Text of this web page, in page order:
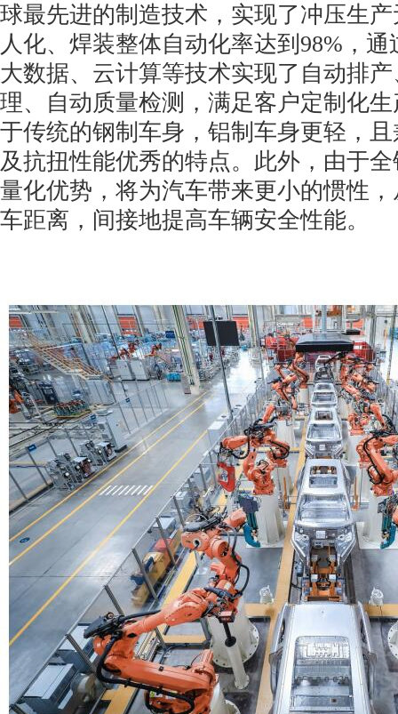
球最先进的制造技术，实现了冲压生
人化、焊装整体自动化率达到98%，
大数据、云计算等技术实现了自动排
理、自动质量检测，满足客户定制化
于传统的钢制车身，铝制车身更轻，
及抗扭性能优秀的特点。此外，由于
量化优势，将为汽车带来更小的惯性
车距离，间接地提高车辆安全性能。